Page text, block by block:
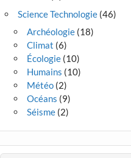
Science Technologie (46)
Archéologie (18)
Climat (6)
Écologie (10)
Humains (10)
Météo (2)
Océans (9)
Séisme (2)